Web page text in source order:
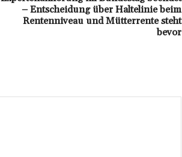
– Entscheidung über Haltelinie beim
Rentenniveau und Mütterrente steht
bevor